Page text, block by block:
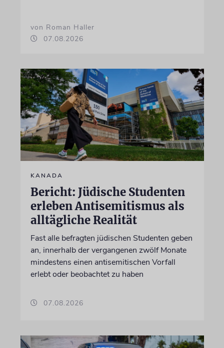
von Roman Haller
07.08.2026
KANADA
Bericht: Jüdische Studenten
erleben Antisemitismus als
alltägliche Realität
Fast alle befragten jüdischen Studenten geben
an, innerhalb der vergangenen zwölf Monate
mindestens einen antisemitischen Vorfall
erlebt oder beobachtet zu haben
07.08.2026